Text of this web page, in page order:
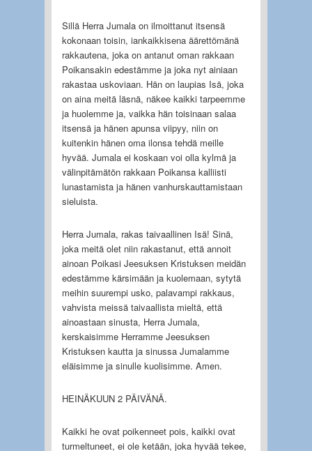
Sillä Herra Jumala on ilmoittanut itsensä
kokonaan toisin, iankaikkisena äärettömänä
rakkautena, joka on antanut oman rakkaan
Poikansakin edestämme ja joka nyt ainiaan
rakastaa uskoviaan. Hän on laupias Isä, joka
on aina meitä läsnä, näkee kaikki tarpeemme
ja huolemme ja, vaikka hän toisinaan salaa
itsensä ja hänen apunsa viipyy, niin on
kuitenkin hänen oma ilonsa tehdä meille
hyvää. Jumala ei koskaan voi olla kylmä ja
välinpitämätön rakkaan Poikansa kalliisti
lunastamista ja hänen vanhurskauttamistaan
sieluista.
Herra Jumala, rakas taivaallinen Isä! Sinä,
joka meitä olet niin rakastanut, että annoit
ainoan Poikasi Jeesuksen Kristuksen meidän
edestämme kärsimään ja kuolemaan, sytytä
meihin suurempi usko, palavampi rakkaus,
vahvista meissä taivaallista mieltä, että
ainoastaan sinusta, Herra Jumala,
kerskaisimme Herramme Jeesuksen
Kristuksen kautta ja sinussa Jumalamme
eläisimme ja sinulle kuolisimme. Amen.
HEINÄKUUN 2 PÄIVÄNÄ.
Kaikki he ovat poikenneet pois, kaikki ovat
turmeltuneet, ei ole ketään, joka hyvää tekee,